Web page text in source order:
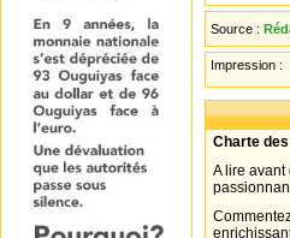
Source :
Impression :
Charte
A lire